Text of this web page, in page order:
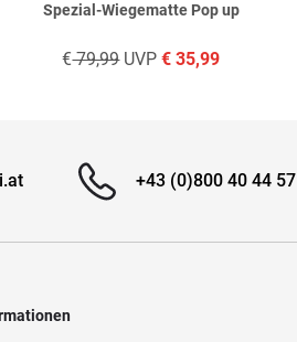
Spezial-Wiegematte Pop up
€79,99UVP € 35,99
+43 (0)800 40 44 57